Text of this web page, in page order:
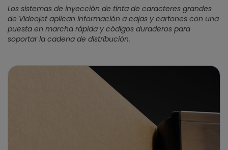
Los sistemas de inyección de tinta de caracteres grandes
de Videojet aplican información a cajas y cartones con una
puesta en marcha rápida y códigos duraderos para
soportar la cadena de distribución.